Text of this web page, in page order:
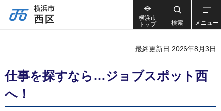
横浜市
トップ
検索 メニュー
最終更新日 2026年8月3日
仕事を探すなら…ジョブスポット西
へ！